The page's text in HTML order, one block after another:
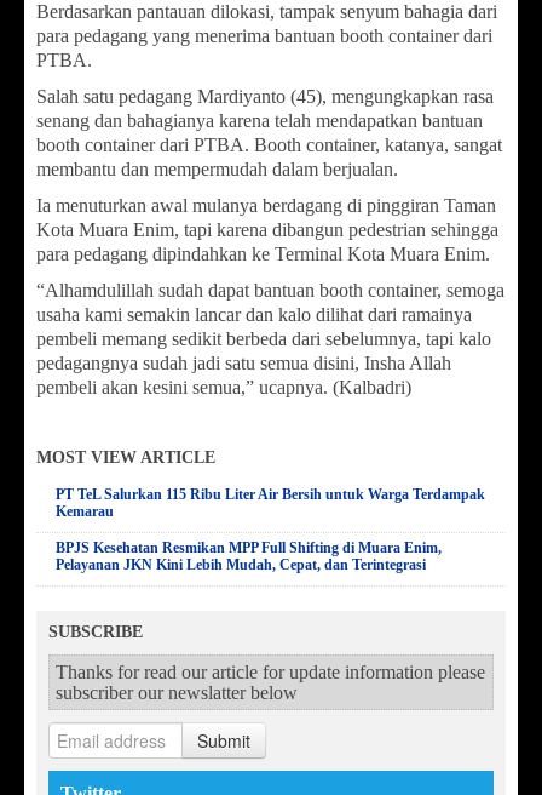
Berdasarkan pantauan dilokasi, tampak senyum bahagia dari
para pedagang yang menerima bantuan booth container dari
PTBA.
Salah satu pedagang Mardiyanto (45), mengungkapkan rasa
senang dan bahagianya karena telah mendapatkan bantuan
booth container dari PTBA. Booth container, katanya, sangat
membantu dan mempermudah dalam berjualan.
Ia menuturkan awal mulanya berdagang di pinggiran Taman
Kota Muara Enim, tapi karena dibangun pedestrian sehingga
para pedagang dipindahkan ke Terminal Kota Muara Enim.
“Alhamdulillah sudah dapat bantuan booth container, semoga
usaha kami semakin lancar dan kalo dilihat dari ramainya
pembeli memang sedikit berbeda dari sebelumnya, tapi kalo
pedagangnya sudah jadi satu semua disini, Insha Allah
pembeli akan kesini semua,” ucapnya. (Kalbadri)
MOST VIEW ARTICLE
PT TeL Salurkan 115 Ribu Liter Air Bersih untuk Warga Terdampak
Kemarau
BPJS Kesehatan Resmikan MPP Full Shifting di Muara Enim,
Pelayanan JKN Kini Lebih Mudah, Cepat, dan Terintegrasi
SUBSCRIBE
Thanks for read our article for update information please
subscriber our newslatter below
Submit